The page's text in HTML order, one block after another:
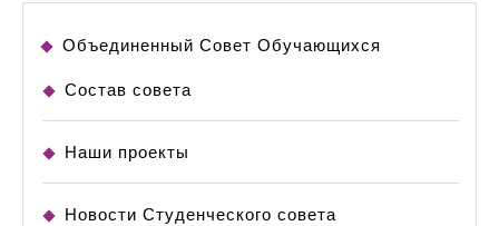
Объединенный Совет Обучающихся
Состав совета
Наши проекты
Новости Студенческого совета